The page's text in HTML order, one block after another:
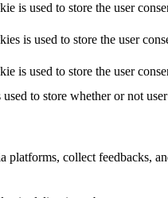
is used to store the user
is used to store the user
is used to store the user
to store whether or not
collect feedbacks,